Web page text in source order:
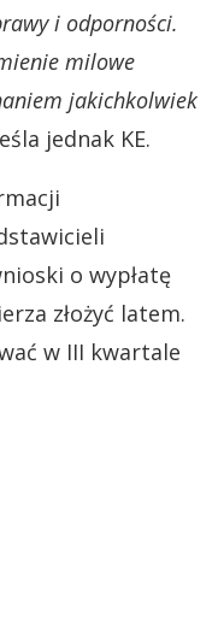
i odporności.
milowe
jakichkolwiek
jednak KE.
o wypłatę
złożyć latem.
w III kwartale